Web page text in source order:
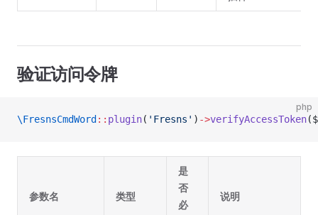
验证访问令牌
php
\FresnsCmdWord :: plugin( 'Fresns' ) ->verifyAccessToken
参数名 类型
是
否
必
说明